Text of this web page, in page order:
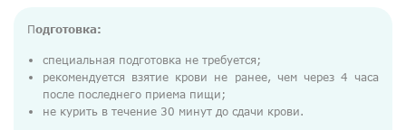
Анализы
Подготовка:
специальная подготовка не требуется;
рекомендуется взятие крови не ранее, чем через 4 часа
после последнего приема пищи;
не курить в течение 30 минут до сдачи крови.